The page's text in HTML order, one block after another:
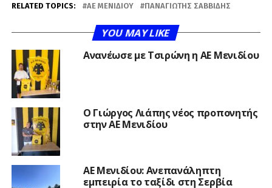
RELATED TOPICS: ΑΕ ΜΕΝΙΔΙΟΥ ΠΑΝΑΓΙΏΤΗΣ ΣΑΒΒΊΔΗΣ
YOU MAY LIKE
Ανανέωσε με Τσιρώνη η ΑΕ Μενιδίου
Ο Γιώργος Λιάπης νέος προπονητής
στην ΑΕ Μενιδίου
ΑΕ Μενιδίου: Ανεπανάληπτη
εμπειρία το ταξίδι στη Σερβία